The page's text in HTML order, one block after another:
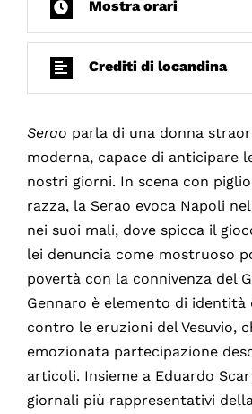
Mostra orari
Crediti di locandina
Serao parla di una donna
moderna, capace di anticipare
nostri giorni. In scena con
razza, la Serao evoca Napoli
nei suoi mali, dove spicca il
lei denuncia come mostruoso
povertà con la connivenza del
Gennaro è elemento di identità
contro le eruzioni del Vesuvio,
emozionata partecipazione
articoli. Insieme a Eduardo
giornali più rappresentativi